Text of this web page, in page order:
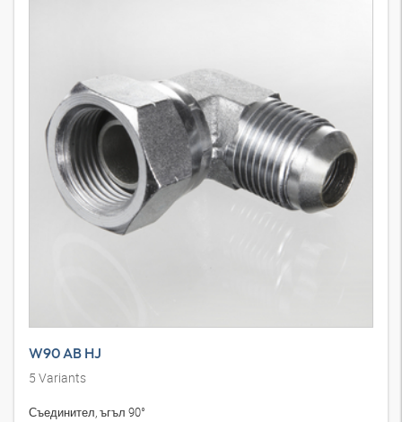
W90 AB HJ
5 Variants
Съединител, ъгъл 90°